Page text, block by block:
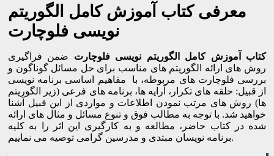
معرفی کتاب آموزش کامل الگوریتم
نویسی فلوچارت
کتاب آموزش کامل الگوریتم نویسی فلوچارت ضمن فراگیری
روش های ارائه الگوریتم های مناسب برای حل مسائل گوناگون و
بررسی فلوچارت های مربوطه، با مفاهیم اساسی برنامه نویسی
از قبیل: حلقه های تکرار، آرایه ها، برنامه های فرعی (زیر الگوریتم
ها) روش های مرتب نمودن اطلاعات و مواردی از این قبیل آشنا
خواهید شد. با توجه به مطالب فوق و تنوع مسائل و مثال های ارائه
شده در کتاب حاضر، مطالعه و به کارگیری این اثر را به کلیه
برنامه نویسان مبتدی و مدرسین گرامی توصیه می نماییم.